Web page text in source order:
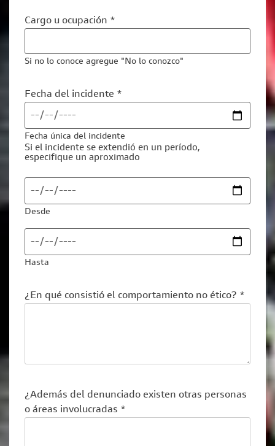
Cargo u ocupación *
Si no lo conoce agregue "No lo conozco"
Fecha del incidente *
Fecha única del incidente
Si el incidente se extendió en un período,
especifique un aproximado
Desde
Hasta
¿En qué consistió el comportamiento no ético? *
¿Además del denunciado existen otras personas
o áreas involucradas *